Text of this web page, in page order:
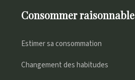
Consommer raisonnable
Estimer sa consommation
Changement des habitudes